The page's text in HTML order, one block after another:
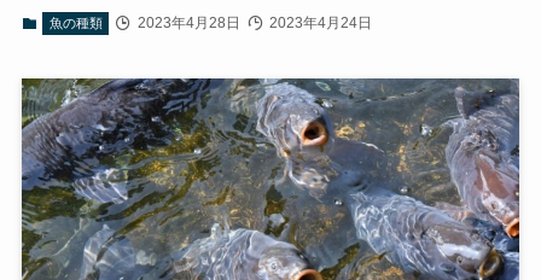
魚の種類 2023年4月28日 2023年4月24日